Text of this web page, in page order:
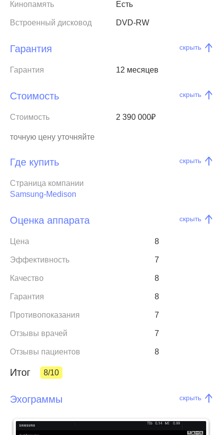
Кинопамять Есть
Встроенный дисковод DVD-RW
Гарантия скрыть
Гарантия 12 месяцев
Стоимость скрыть
Стоимость 2 390 000₽
точную цену уточняйте
Где купить скрыть
Страница компании
Samsung-Medison
Оценка аппарата скрыть
Цена 8
Эффективность 7
Качество 8
Гарантия 8
Противопоказания 7
Отзывы врачей 7
Отзывы пациентов 8
Итог 8/10
Эхограммы скрыть